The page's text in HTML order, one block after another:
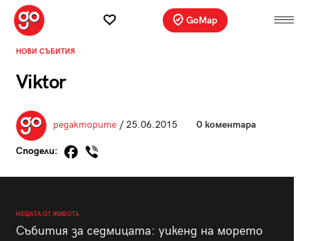
GoMap
НОВИ СЪБИТИЯ
Viktor
редакторите/ 25.06.2015 0 коментара
Сподели:
НЕЩАТА ОТ ЖИВОТА
Събития за седмицата: уикенд на морето